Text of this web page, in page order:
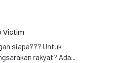
Victim
siapa??? Untuk
rakyat? Ada...